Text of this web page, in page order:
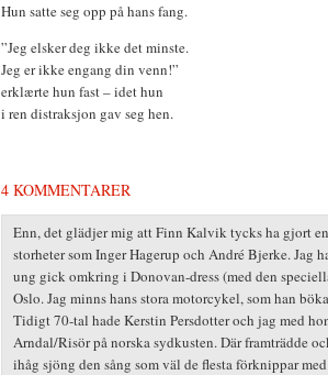
Hun satte seg opp på hans fang.
”Jeg elsker deg ikke det minste.
Jeg er ikke engang din venn!”
erklærte hun fast – idet hun
i ren distraksjon gav seg hen.
4 KOMMENTARER
Enn, det glädjer mig att Finn Kalvik tycks ha gjort
storheter som Inger Hagerup och André Bjerke. Jag
ung gick omkring i Donovan-dress (med den
Oslo. Jag minns hans stora motorcykel, som han
Tidigt 70-tal hade Kerstin Persdotter och jag med
Arndal/Risör på norska sydkusten. Där framträdde
ihåg sjöng den sång som väl de flesta förknippar